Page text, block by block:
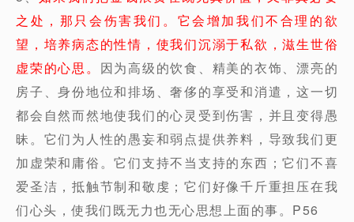
之处，那只会伤害我们。它会增加我们不合理的欲
望，培养病态的性情，使我们沉溺于私欲，滋生世俗
虚荣的心思。 因为高级的饮食、精美的衣饰、漂亮的
房子、身份地位和排场、奢侈的享受和消遣，这一切
都会自然而然地使我们的心灵受到伤害，并且变得愚
昧。它们为人性的愚妄和弱点提供养料，导致我们更
加虚荣和庸俗。它们支持不当支持的东西；它们不喜
爱圣洁，抵触节制和敬虔；它们好像千斤重担压在我
们心头，使我们既无力也无心思想上面的事。P56